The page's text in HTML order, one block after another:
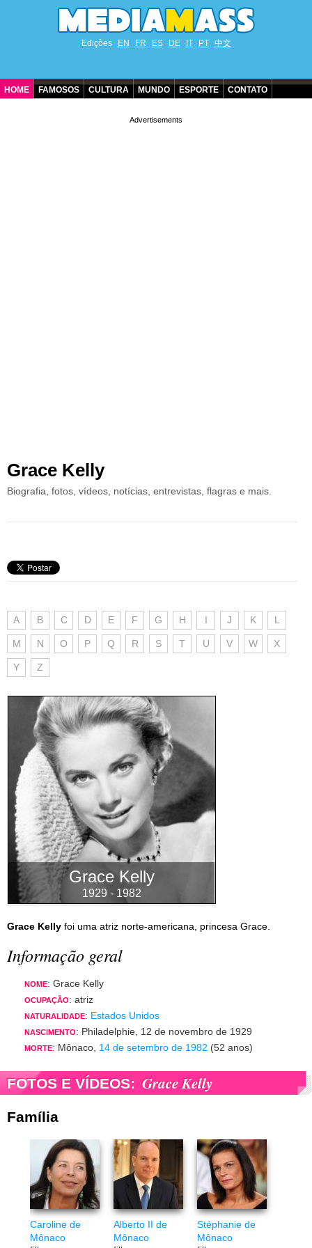
Edições EN FR ES DE IT PT 中文
HOME FAMOSOS CULTURA MUNDO ESPORTE CONTATO
Grace Kelly
Biografia, fotos, vídeos, notícias, entrevistas, flagras e mais.
A B C D E F G H I J K L
M N O P Q R S T U V W X
Y Z
Grace Kelly
1929 - 1982
Grace Kelly foi uma atriz norte-americana, princesa Grace.
Informação geral
NOME: Grace Kelly
OCUPAÇÃO: atriz
NATURALIDADE: Estados Unidos
NASCIMENTO: Philadelphie, 12 de novembro de 1929
MORTE: Mônaco, 14 de setembro de 1982 (52 anos)
FOTOS E VÍDEOS: Grace Kelly
Família
Caroline de
Mônaco
Alberto II de
Mônaco
Stéphanie de
Mônaco